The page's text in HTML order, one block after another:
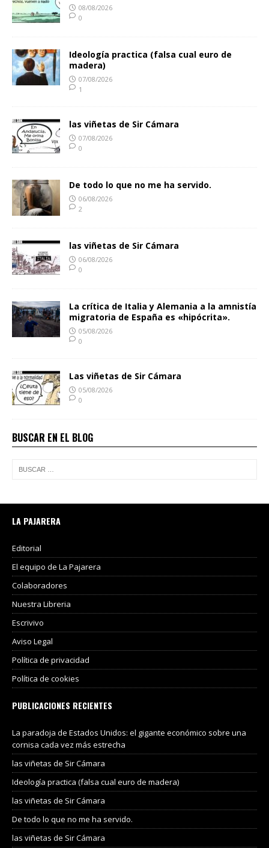
08/08/2026
0
Ideología practica (falsa cual euro de
madera)
07/08/2026
1
las viñetas de Sir Cámara
07/08/2026
0
De todo lo que no me ha servido.
06/08/2026
2
las viñetas de Sir Cámara
06/08/2026
0
La crítica de Italia y Alemania a la amnistía
migratoria de España es «hipócrita».
05/08/2026
0
Las viñetas de Sir Cámara
05/08/2026
0
BUSCAR EN EL BLOG
LA PAJARERA
Editorial
El equipo de La Pajarera
Colaboradores
Nuestra Libreria
Escrivivo
Aviso Legal
Política de privacidad
Política de cookies
PUBLICACIONES RECIENTES
La paradoja de Estados Unidos: el gigante económico sobre una
cornisa cada vez más estrecha
las viñetas de Sir Cámara
Ideología practica (falsa cual euro de madera)
las viñetas de Sir Cámara
De todo lo que no me ha servido.
las viñetas de Sir Cámara